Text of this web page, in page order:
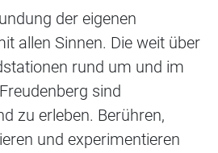
der eigenen
allen Sinnen. Die weit über
rund um und im
sind
zu erleben. Berühren,
und experimentieren